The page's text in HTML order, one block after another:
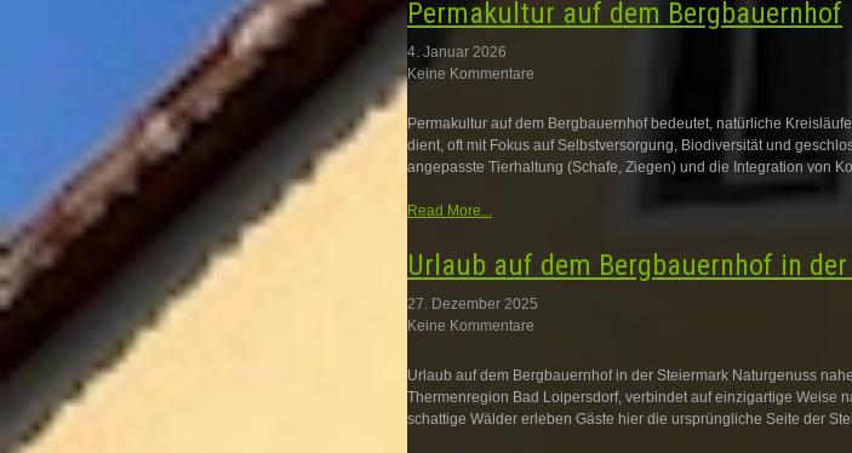
Permakultur auf dem Bergbauernhof
4. Januar 2026
Keine Kommentare
Permakultur auf dem Bergbauernhof bedeutet, natürliche
dient, oft mit Fokus auf Selbstversorgung, Biodiversität und
angepasste Tierhaltung (Schafe, Ziegen) und die Integration von
Read More...
Urlaub auf dem Bergbauernhof in
27. Dezember 2025
Keine Kommentare
Urlaub auf dem Bergbauernhof in der Steiermark Naturgenuss
Thermenregion Bad Loipersdorf, verbindet auf einzigartige Weise
schattige Wälder erleben Gäste hier die ursprüngliche Seite der